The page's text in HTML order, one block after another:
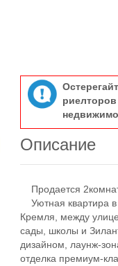
Описание
Продается
Уютная квартира в
Кремля, между
сады, школы и
дизайном, лаунж-
отделка премиум-